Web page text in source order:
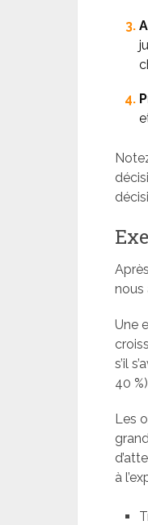
nous
Une
s’il
40
Les
à